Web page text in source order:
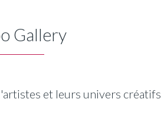
Gallery
et leurs univers créatifs